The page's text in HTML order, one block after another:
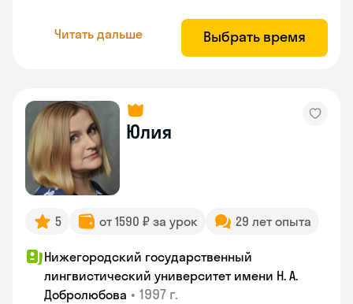
Читать дальше Выбрать время
Юлия
5 от 1590 ₽ за урок 29 лет опыта
Нижегородский государственный
лингвистический университет имени Н. А.
Добролюбова • 1997 г.